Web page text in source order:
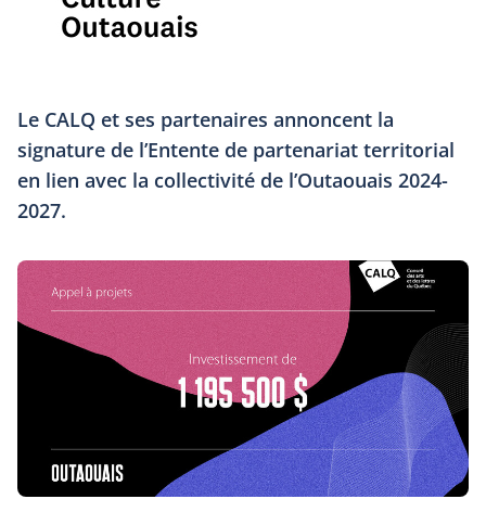
Le CALQ et ses partenaires annoncent la
signature de l’Entente de partenariat territorial
en lien avec la collectivité de l’Outaouais 2024-
2027.